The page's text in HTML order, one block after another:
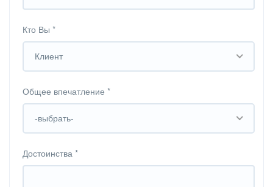
Кто Вы *
Клиент
Общее впечатление *
-выбрать-
Достоинства *